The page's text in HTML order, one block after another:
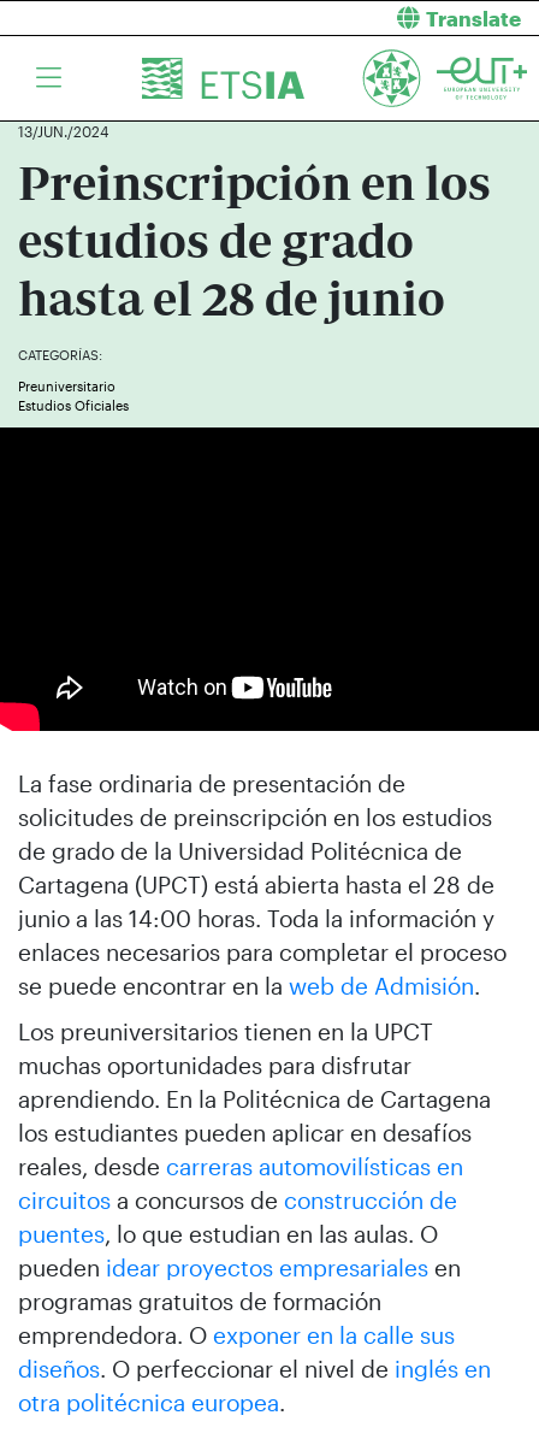
Translate
13/JUN./2024
Preinscripción en los
estudios de grado
hasta el 28 de junio
CATEGORÍAS:
Preuniversitario
Estudios Oficiales
La fase ordinaria de presentación de
solicitudes de preinscripción en los estudios
de grado de la Universidad Politécnica de
Cartagena (UPCT) está abierta hasta el 28 de
junio a las 14:00 horas. Toda la información y
enlaces necesarios para completar el proceso
se puede encontrar en la web de Admisión.
Los preuniversitarios tienen en la UPCT
muchas oportunidades para disfrutar
aprendiendo. En la Politécnica de Cartagena
los estudiantes pueden aplicar en desafíos
reales, desde carreras automovilísticas en
circuitos a concursos de construcción de
puentes, lo que estudian en las aulas. O
pueden idear proyectos empresariales en
programas gratuitos de formación
emprendedora. O exponer en la calle sus
diseños. O perfeccionar el nivel de inglés en
otra politécnica europea.